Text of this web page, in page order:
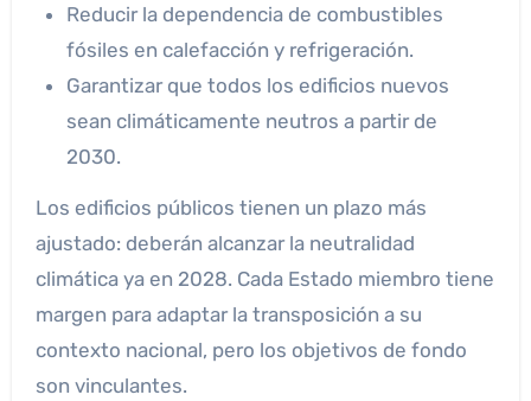
Reducir la dependencia de combustibles
fósiles en calefacción y refrigeración.
Garantizar que todos los edificios nuevos
sean climáticamente neutros a partir de
2030.
Los edificios públicos tienen un plazo más
ajustado: deberán alcanzar la neutralidad
climática ya en 2028. Cada Estado miembro tiene
margen para adaptar la transposición a su
contexto nacional, pero los objetivos de fondo
son vinculantes.